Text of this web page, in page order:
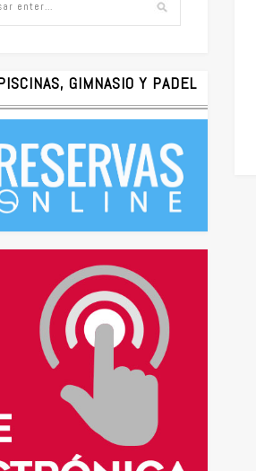
GIMNASIO Y PADEL